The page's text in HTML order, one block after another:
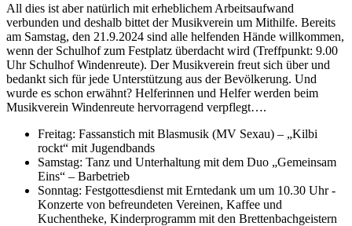
All dies ist aber natürlich mit erheblichem Arbeitsaufwand
verbunden und deshalb bittet der Musikverein um Mithilfe. Bereits
am Samstag, den 21.9.2024 sind alle helfenden Hände willkommen,
wenn der Schulhof zum Festplatz überdacht wird (Treffpunkt: 9.00
Uhr Schulhof Windenreute). Der Musikverein freut sich über und
bedankt sich für jede Unterstützung aus der Bevölkerung. Und
wurde es schon erwähnt? Helferinnen und Helfer werden beim
Musikverein Windenreute hervorragend verpflegt….
Freitag: Fassanstich mit Blasmusik (MV Sexau) – „Kilbi
rockt“ mit Jugendbands
Samstag: Tanz und Unterhaltung mit dem Duo „Gemeinsam
Eins“ – Barbetrieb
Sonntag: Festgottesdienst mit Erntedank um um 10.30 Uhr -
Konzerte von befreundeten Vereinen, Kaffee und
Kuchentheke, Kinderprogramm mit den Brettenbachgeistern